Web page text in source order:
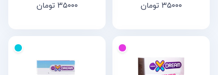
۳۵۰۰۰ تومان ۳۵۰۰۰ تومان